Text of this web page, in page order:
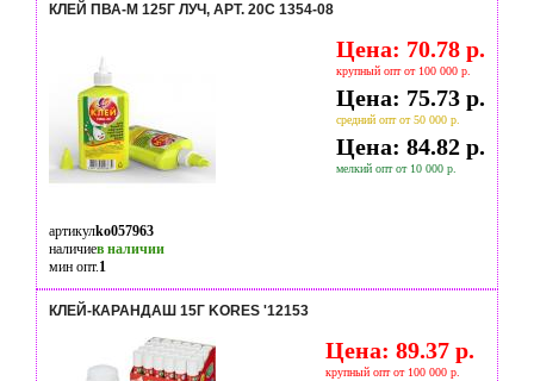
КЛЕЙ ПВА-М 125Г ЛУЧ, АРТ. 20С 1354-08
Цена: 70.78 р.
крупный опт от 100 000 р.
Цена: 75.73 р.
средний опт от 50 000 р.
Цена: 84.82 р.
мелкий опт от 10 000 р.
артикулko057963
наличиев наличии
мин опт.1
КЛЕЙ-КАРАНДАШ 15Г KORES '12153
Цена: 89.37 р.
крупный опт от 100 000 р.